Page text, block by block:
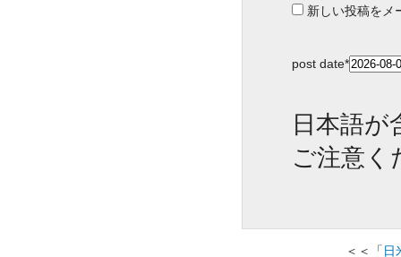
新しい投稿をメ
post date*
日本語
ご注意く
＜＜「 日